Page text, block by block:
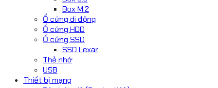
Box M.2
Ổ cứng di động
Ổ cứng HDD
Ổ cứng SSD
SSD Lexar
Thẻ nhớ
USB
Thiết bị mạng